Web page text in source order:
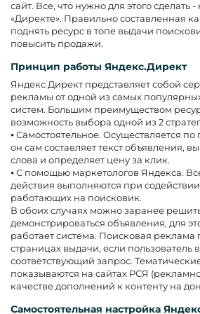
сайт. Все, что нужно для этого сделать -
«Директе». Правильно составленная
поднять ресурс в топе выдачи
повысить продажи.
Принцип работы Яндекс.Директ
Яндекс Директ представляет собой
рекламы от одной из самых
систем. Большим преимуществом
возможность выбора одной из 2
⦁ Самостоятельное. Осуществляется
он сам составляет текст объявления,
слова и определяет цену за клик.
⦁ С помощью маркетологов Яндекса.
действия выполняются при
работающих на поисковик.
В обоих случаях можно заранее
демонстрироваться объявления, для
работает система. Поисковая реклама
страницах выдачи, если пользователь
соответствующий запрос.
показываются на сайтах РСЯ
качестве дополнений к контенту на
Самостоятельная настройка